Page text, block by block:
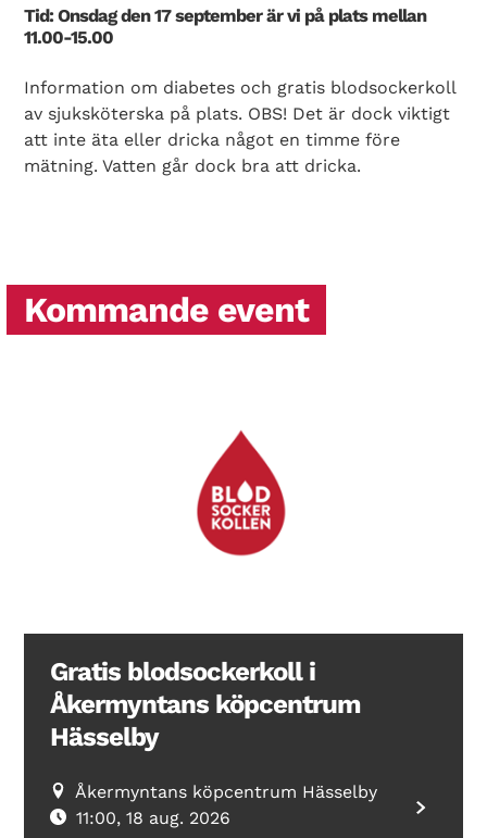
Search Diabetes Wellness Sverige
Tid: Onsdag den 17 september är vi på plats mellan
11.00-15.00
Information om diabetes och gratis blodsockerkoll
av sjuksköterska på plats. OBS! Det är dock viktigt
att inte äta eller dricka något en timme före
mätning. Vatten går dock bra att dricka.
Kommande event
Gratis blodsockerkoll i
Åkermyntans köpcentrum
Hässelby
Åkermyntans köpcentrum Hässelby
11:00, 18 aug. 2026